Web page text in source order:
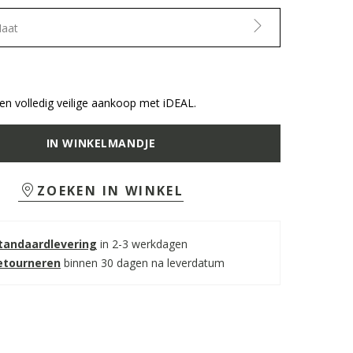
volledig veilige aankoop met iDEAL.
IN WINKELMANDJE
ZOEKEN IN WINKEL
in 2-3 werkdagen
binnen 30 dagen na leverdatum